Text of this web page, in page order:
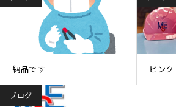
納品です ピンク
ブログ